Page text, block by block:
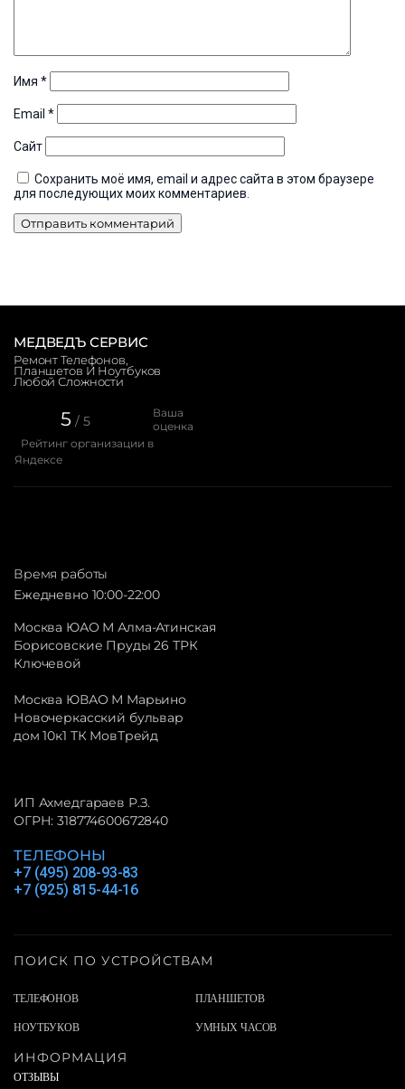
Имя *
Email *
Сайт
Сохранить моё имя, email и адрес сайта в этом браузере
для последующих моих комментариев.
МЕДВЕДЪ СЕРВИС
Ремонт Телефонов,
Планшетов И Ноутбуков
Любой Сложности
5 / 5
Ваша
оценка
Рейтинг организации в
Яндексе
Время работы
Ежедневно 10:00-22:00
Москва ЮАО М Алма-Атинская
Борисовские Пруды 26 ТРК
Ключевой
Москва ЮВАО М Марьино
Новочеркасский бульвар
дом 10к1 ТК МовТрейд
ИП Ахмедгараев Р.З.
ОГРН: 318774600672840
ТЕЛЕФОНЫ
+7 (495) 208-93-83
+7 (925) 815-44-16
ПОИСК ПО УСТРОЙСТВАМ
ТЕЛЕФОНОВ ПЛАНШЕТОВ
НОУТБУКОВ УМНЫХ ЧАСОВ
ИНФОРМАЦИЯ
ОТЗЫВЫ